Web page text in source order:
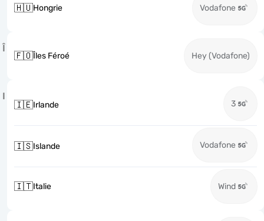
🇭🇺Hongrie Vodafone
Î
🇫🇴Îles Féroé Hey (Vodafone)
I
🇮🇪Irlande 3
🇮🇸Islande Vodafone
🇮🇹Italie Wind